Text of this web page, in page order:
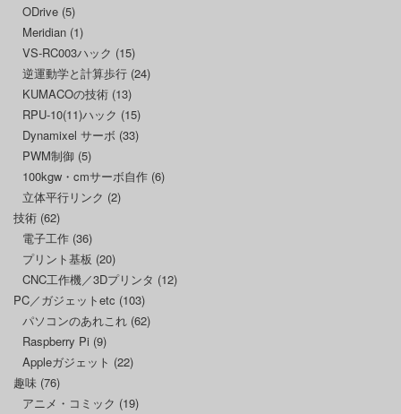
ODrive (5)
Meridian (1)
VS-RC003ハック (15)
逆運動学と計算歩行 (24)
KUMACOの技術 (13)
RPU-10(11)ハック (15)
Dynamixel サーボ (33)
PWM制御 (5)
100kgw・cmサーボ自作 (6)
立体平行リンク (2)
技術 (62)
電子工作 (36)
プリント基板 (20)
CNC工作機／3Dプリンタ (12)
PC／ガジェットetc (103)
パソコンのあれこれ (62)
Raspberry Pi (9)
Appleガジェット (22)
趣味 (76)
アニメ・コミック (19)